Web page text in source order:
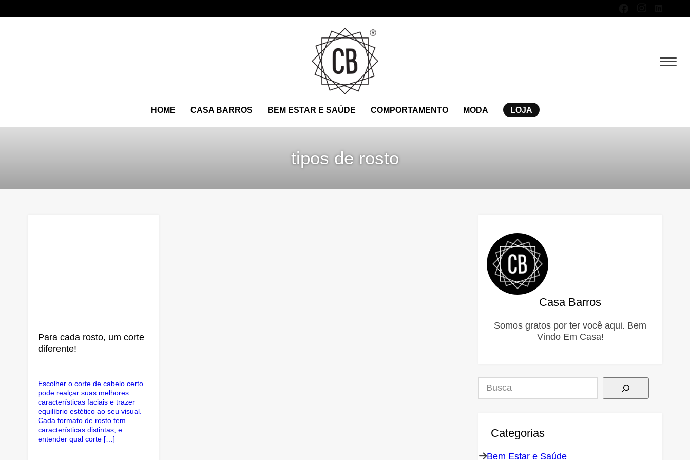
HOME CASA BARROS BEM ESTAR E SAÚDE COMPORTAMENTO MODA LOJA
tipos de rosto
Para cada rosto, um corte
diferente!
Escolher o corte de cabelo certo
pode realçar suas melhores
características faciais e trazer
equilíbrio estético ao seu visual.
Cada formato de rosto tem
características distintas, e
entender qual corte […]
Casa Barros
Somos gratos por ter você aqui. Bem
Vindo Em Casa!
Pesquisar
Categorias
Bem Estar e Saúde